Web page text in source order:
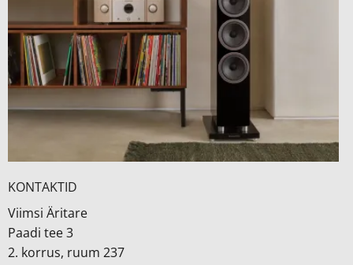
KONTAKTID
Viimsi Äritare
Paadi tee 3
2. korrus, ruum 237